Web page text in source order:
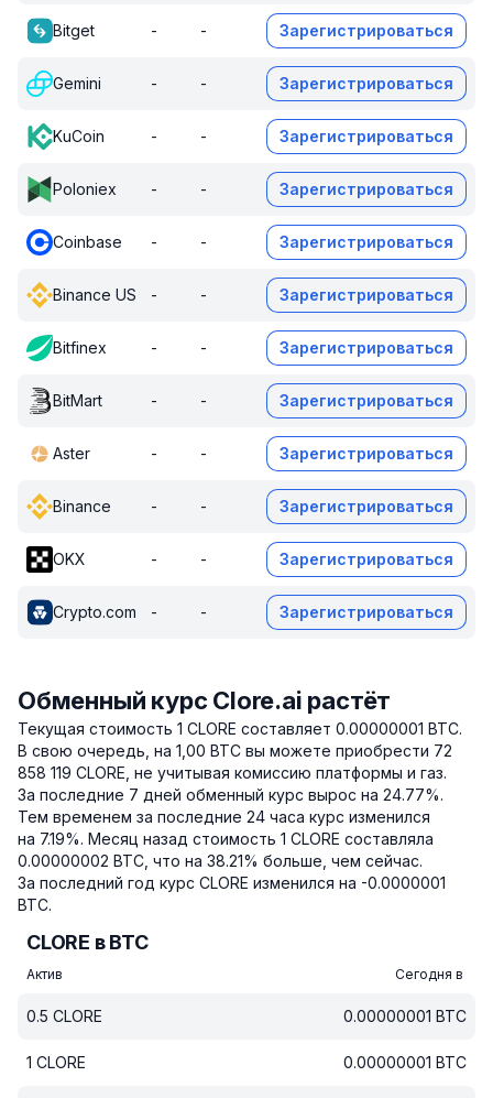
Bitget - - Зарегистрироваться
Gemini - - Зарегистрироваться
KuCoin - - Зарегистрироваться
Poloniex - - Зарегистрироваться
Coinbase - - Зарегистрироваться
Binance US - - Зарегистрироваться
Bitfinex - - Зарегистрироваться
BitMart - - Зарегистрироваться
Aster - - Зарегистрироваться
Binance - - Зарегистрироваться
OKX - - Зарегистрироваться
Crypto.com - - Зарегистрироваться
Обменный курс Clore.ai растёт
Текущая стоимость 1 CLORE составляет 0.00000001 BTC.
В свою очередь, на 1,00 BTC вы можете приобрести 72
858 119 CLORE, не учитывая комиссию платформы и газ.
За последние 7 дней обменный курс вырос на 24.77%.
Тем временем за последние 24 часа курс изменился
на 7.19%. Месяц назад стоимость 1 CLORE составляла
0.00000002 BTC, что на 38.21% больше, чем сейчас.
За последний год курс CLORE изменился на -0.0000001
BTC.
CLORE в BTC
Актив Сегодня в
0.5 CLORE 0.00000001 BTC
1 CLORE 0.00000001 BTC